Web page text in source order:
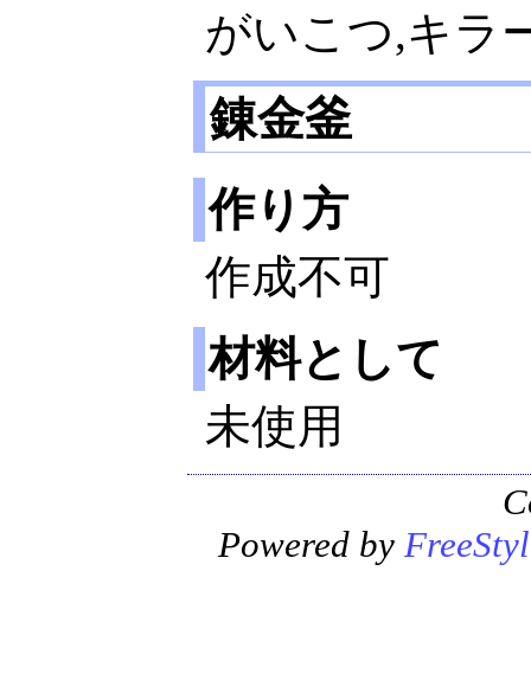
がいこつ,キラ
錬金釜
作り方
作成不可
材料として
未使用
Powered by